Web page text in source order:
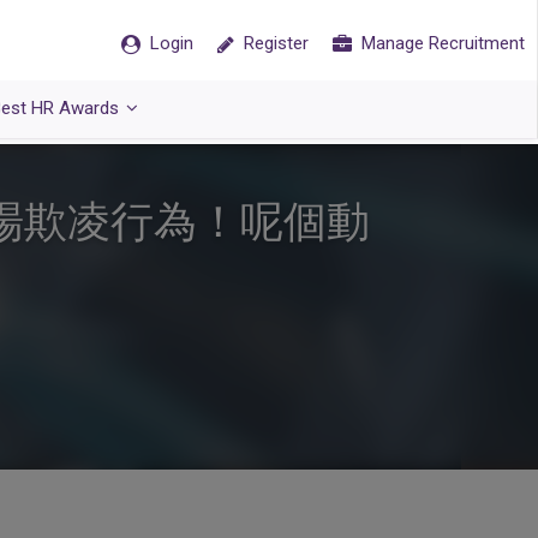
Login Register Manage Recruitment
HR Awards
欺凌行為！呢個動